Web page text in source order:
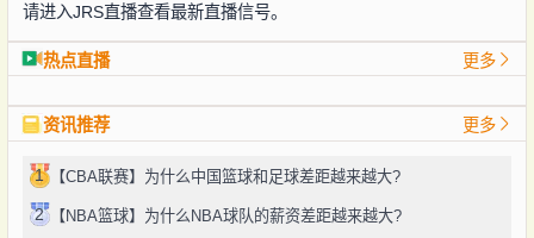
请进入JRS直播查看最新直播信号。
热点直播 更多
资讯推荐 更多
1 【CBA联赛】为什么中国篮球和足球差距越来越大?
2 【NBA篮球】为什么NBA球队的薪资差距越来越大?